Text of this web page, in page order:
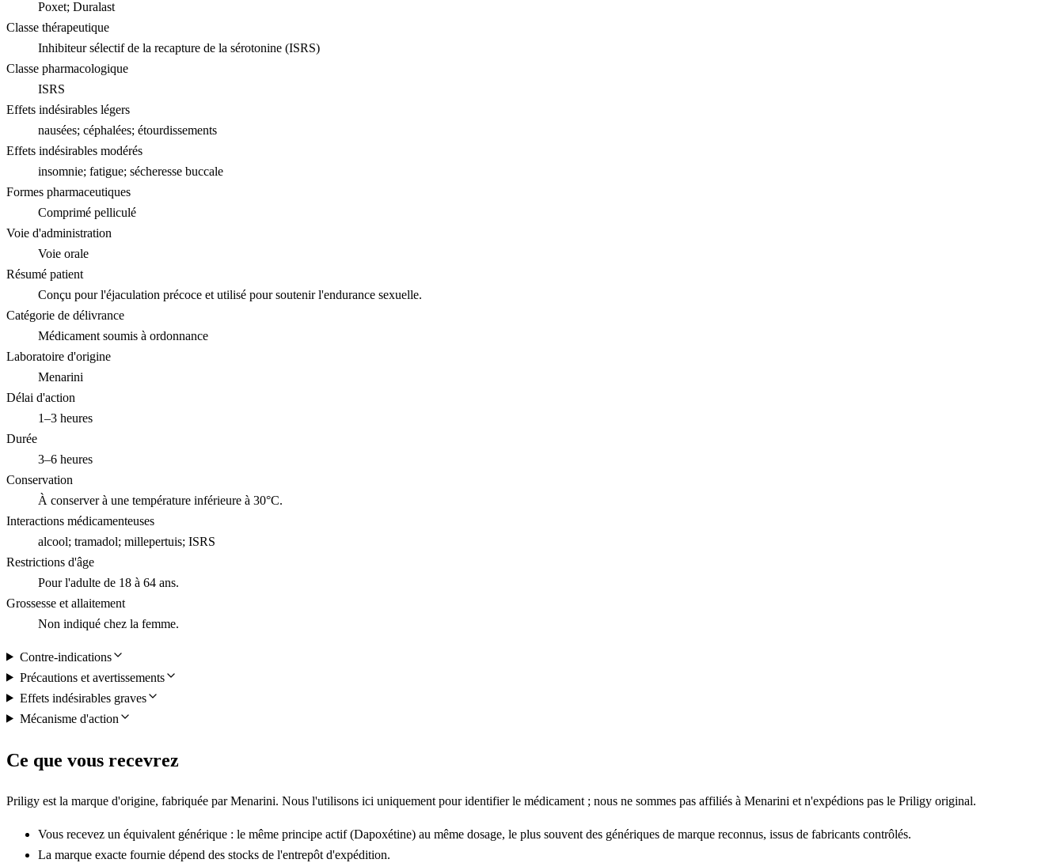
Poxet; Duralast
Classe thérapeutique
Inhibiteur sélectif de la recapture de la sérotonine (ISRS)
Classe pharmacologique
ISRS
Effets indésirables légers
nausées; céphalées; étourdissements
Effets indésirables modérés
insomnie; fatigue; sécheresse buccale
Formes pharmaceutiques
Comprimé pelliculé
Voie d'administration
Voie orale
Résumé patient
Conçu pour l'éjaculation précoce et utilisé pour soutenir l'endurance sexuelle.
Catégorie de délivrance
Médicament soumis à ordonnance
Laboratoire d'origine
Menarini
Délai d'action
1–3 heures
Durée
3–6 heures
Conservation
À conserver à une température inférieure à 30°C.
Interactions médicamenteuses
alcool; tramadol; millepertuis; ISRS
Restrictions d'âge
Pour l'adulte de 18 à 64 ans.
Grossesse et allaitement
Non indiqué chez la femme.
Contre-indications
Précautions et avertissements
Effets indésirables graves
Mécanisme d'action
Ce que vous recevrez
Priligy est la marque d'origine, fabriquée par Menarini. Nous l'utilisons ici uniquement pour identifier le médicament ; nous ne sommes pas affiliés à Menarini et n'expédions pas le Priligy original.
Vous recevez un équivalent générique : le même principe actif (Dapoxétine) au même dosage, le plus souvent des génériques de marque reconnus, issus de fabricants contrôlés.
La marque exacte fournie dépend des stocks de l'entrepôt d'expédition.